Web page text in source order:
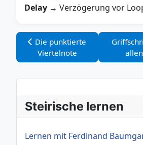
Delay → Verzögerung vor
Vorheriger Beitrag: Die
Die punktierte
Viertelnote
Steirische lernen
Lernen mit Ferdinand